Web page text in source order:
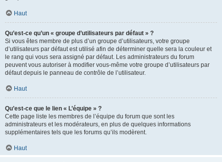
Haut
Qu’est-ce qu’un « groupe d’utilisateurs par défaut » ?
Si vous êtes membre de plus d’un groupe d’utilisateurs, votre groupe
d’utilisateurs par défaut est utilisé afin de déterminer quelle sera la couleur et
le rang qui vous sera assigné par défaut. Les administrateurs du forum
peuvent vous autoriser à modifier vous-même votre groupe d’utilisateurs par
défaut depuis le panneau de contrôle de l’utilisateur.
Haut
Qu’est-ce que le lien « L’équipe » ?
Cette page liste les membres de l’équipe du forum que sont les
administrateurs et les modérateurs, en plus de quelques informations
supplémentaires tels que les forums qu’ils modèrent.
Haut